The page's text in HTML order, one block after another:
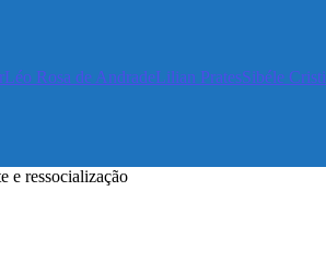
Léo Rosa de AndradeLilian PratesSibéle
e ressocialização